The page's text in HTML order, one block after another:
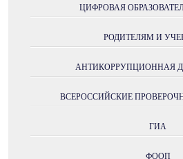
ЦИФРОВАЯ
РОДИТЕЛЯМ И
АНТИКОРРУПЦИОННАЯ
ВСЕРОССИЙСКИЕ
ГИА
ФООП